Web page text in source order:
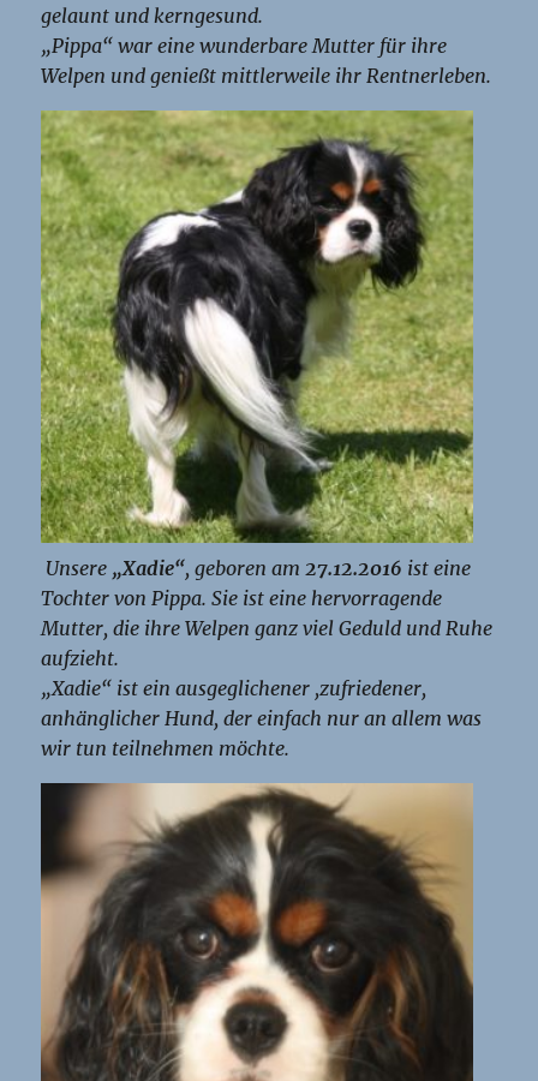
gelaunt und kerngesund.
„Pippa“ war eine wunderbare Mutter für ihre
Welpen und genießt mittlerweile ihr Rentnerleben.
Unsere „Xadie“, geboren am27.12.2016 ist eine
Tochter von Pippa. Sie ist eine hervorragende
Mutter, die ihre Welpen ganz viel Geduld und Ruhe
aufzieht.
„Xadie“ ist ein ausgeglichener ,zufriedener,
anhänglicher Hund, der einfach nur an allem was
wir tun teilnehmen möchte.